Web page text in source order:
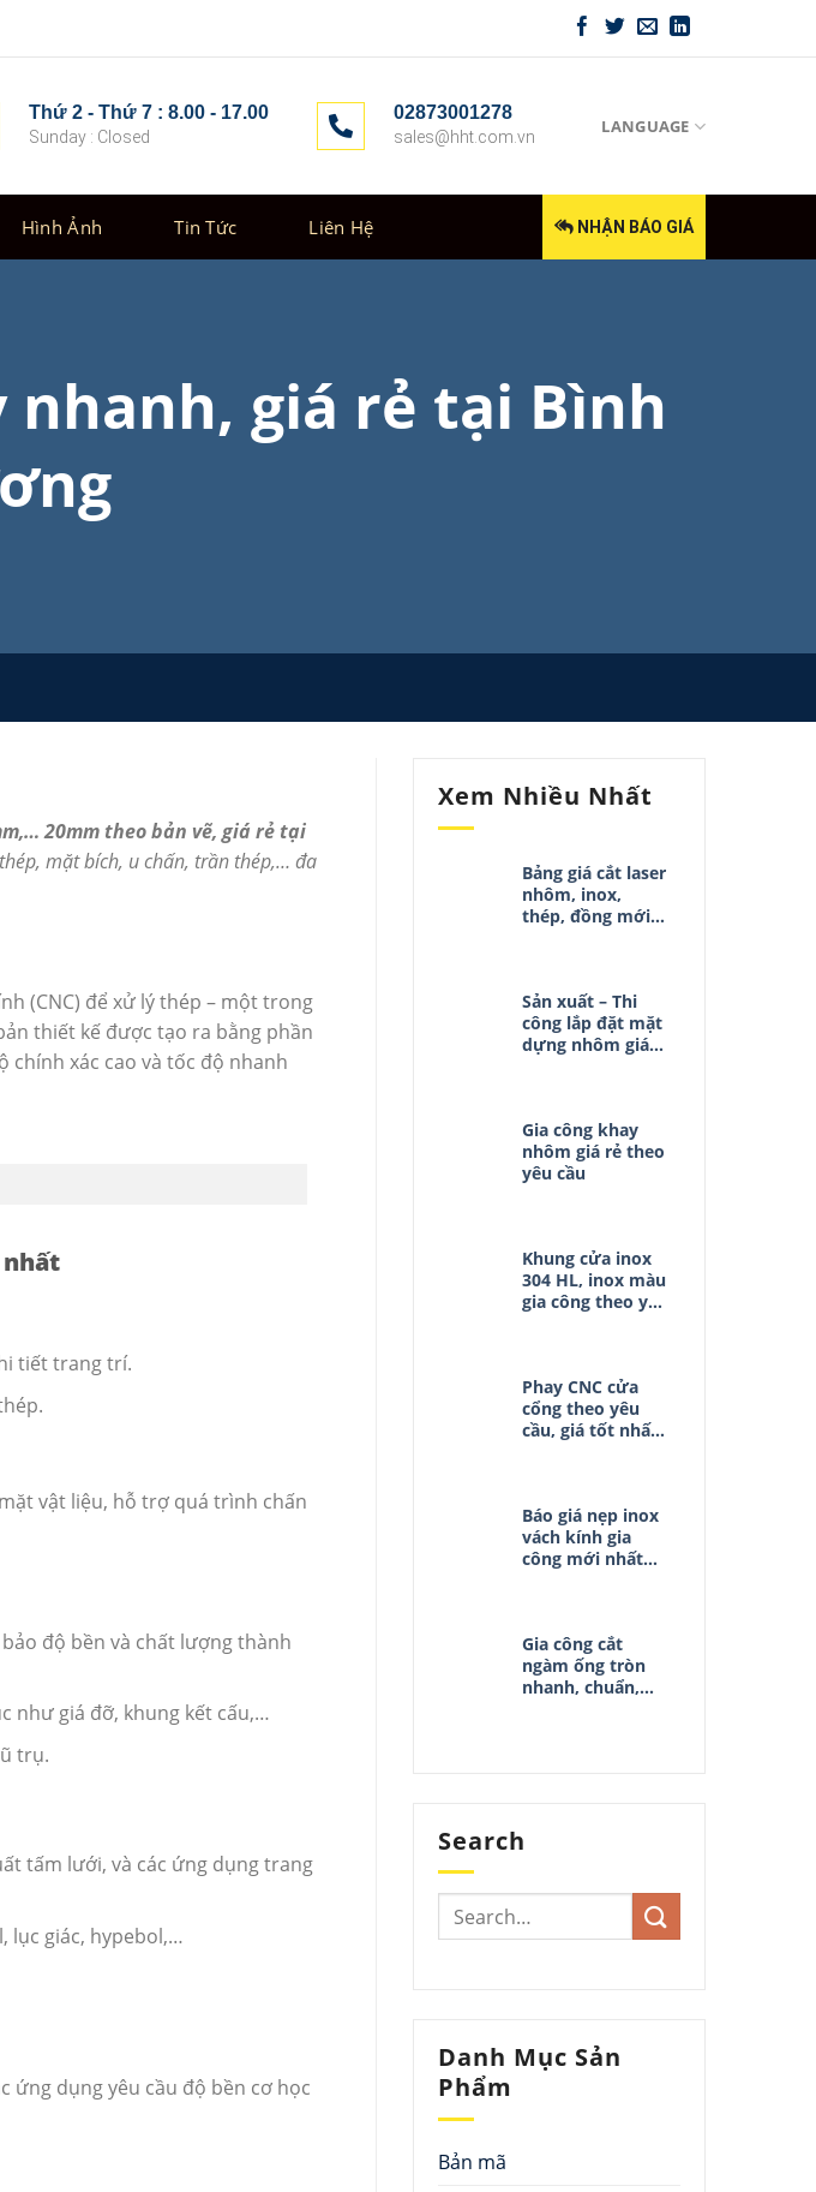
Thứ 2 - Thứ 7 : 8.00 - 17.00
Sunday : Closed
02873001278
sales@hht.com.vn LANGUAGE
Hình Ảnh Tin Tức Liên Hệ NHẬN BÁO GIÁ
nhanh, giá rẻ tại Bình
20mm theo bản vẽ, giá rẻ tại
mặt bích, u chấn, trần thép,… đa
(CNC) để xử lý thép – một trong
thiết kế được tạo ra bằng phần
chính xác cao và tốc độ nhanh
nhất
tiết trang trí.
vật liệu, hỗ trợ quá trình chấn
độ bền và chất lượng thành
như giá đỡ, khung kết cấu,…
trụ.
tấm lưới, và các ứng dụng trang
lục giác, hypebol,…
ứng dụng yêu cầu độ bền cơ học
Xem Nhiều Nhất
Bảng giá cắt laser
nhôm, inox,
thép, đồng mới
Sản xuất – Thi
công lắp đặt mặt
dựng nhôm giá
Gia công khay
nhôm giá rẻ theo
yêu cầu
Khung cửa inox
304 HL, inox màu
gia công theo yêu
Phay CNC cửa
cổng theo yêu
cầu, giá tốt nhất
Báo giá nẹp inox
vách kính gia
công mới nhất
Gia công cắt
ngàm ống tròn
nhanh, chuẩn,
Search
Danh Mục Sản
Phẩm
Bản mã